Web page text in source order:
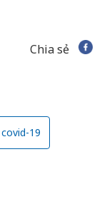
Chia sẻ
covid-19